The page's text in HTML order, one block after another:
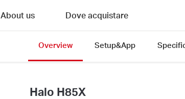
About us Dove acquistare
Overview Setup&App
Halo H85X